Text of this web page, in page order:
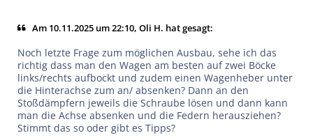
Am 10.11.2025 um 22:10, Oli H. hat gesagt:
Noch letzte Frage zum möglichen Ausbau, sehe ich das
richtig dass man den Wagen am besten auf zwei Böcke
links/rechts aufbockt und zudem einen Wagenheber unter
die Hinterachse zum an/ absenken? Dann an den
Stoßdämpfern jeweils die Schraube lösen und dann kann
man die Achse absenken und die Federn herausziehen?
Stimmt das so oder gibt es Tipps?